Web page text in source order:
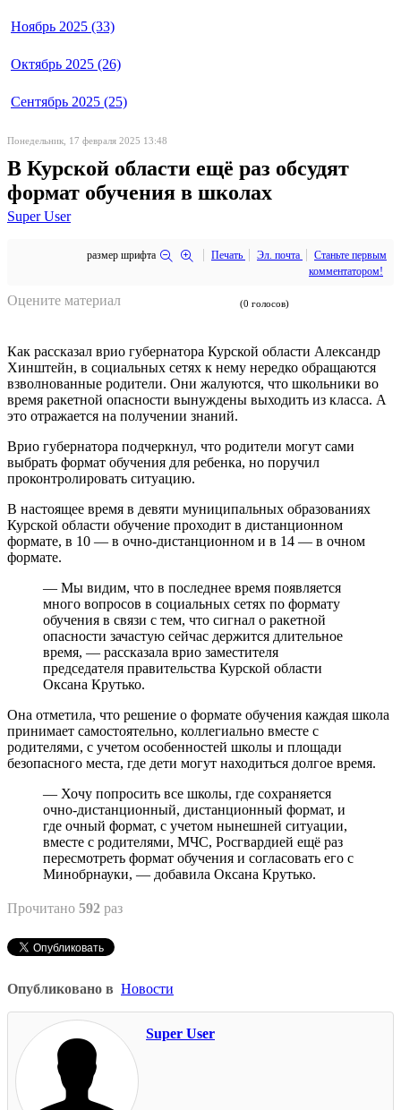
Ноябрь 2025 (33)
Октябрь 2025 (26)
Сентябрь 2025 (25)
Понедельник, 17 февраля 2025 13:48
В Курской области ещё раз обсудят
формат обучения в школах
Super User
размер шрифта Печать Эл. почта
Станьте первым
комментатором!
Оцените материал (0 голосов)
Как рассказал врио губернатора Курской области Александр
Хинштейн, в социальных сетях к нему нередко обращаются
взволнованные родители. Они жалуются, что школьники во
время ракетной опасности вынуждены выходить из класса. А
это отражается на получении знаний.
Врио губернатора подчеркнул, что родители могут сами
выбрать формат обучения для ребенка, но поручил
проконтролировать ситуацию.
В настоящее время в девяти муниципальных образованиях
Курской области обучение проходит в дистанционном
формате, в 10 — в очно-дистанционном и в 14 — в очном
формате.
— Мы видим, что в последнее время появляется
много вопросов в социальных сетях по формату
обучения в связи с тем, что сигнал о ракетной
опасности зачастую сейчас держится длительное
время, — рассказала врио заместителя
председателя правительства Курской области
Оксана Крутько.
Она отметила, что решение о формате обучения каждая школа
принимает самостоятельно, коллегиально вместе с
родителями, с учетом особенностей школы и площади
безопасного места, где дети могут находиться долгое время.
— Хочу попросить все школы, где сохраняется
очно-дистанционный, дистанционный формат, и
где очный формат, с учетом нынешней ситуации,
вместе с родителями, МЧС, Росгвардией ещё раз
пересмотреть формат обучения и согласовать его с
Минобрнауки, — добавила Оксана Крутько.
Прочитано 592 раз
Опубликовано в Новости
Super User